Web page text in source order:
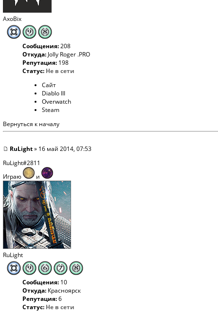
AxoBix
Сообщения:208
Откуда: Jolly Roger .PRO
Репутация: 198
Статус: Не в сети
Сайт
Diablo III
Overwatch
Steam
Вернуться к началу
RuLight» 16 май 2014, 07:53
RuLight#2811
Играю
и
RuLight
Сообщения: 10
Откуда: Красноярск
Репутация:6
Статус: Не в сети